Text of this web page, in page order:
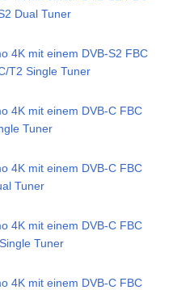
Dual Tuner
4K mit einem DVB-S2 FBC
T2 Single Tuner
4K mit einem DVB-C FBC
Tuner
4K mit einem DVB-C FBC
Tuner
4K mit einem DVB-C FBC
Tuner
4K mit einem DVB-C FBC